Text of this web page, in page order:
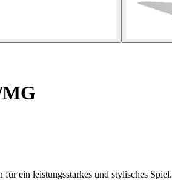
ein leistungsstarkes und stylisches Spiel.